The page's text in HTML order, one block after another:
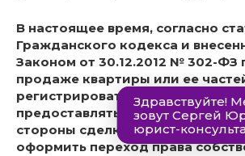
В настоящее время, согласно
Гражданского кодекса и
Законом от 30.12.2012 № 302-ФЗ
продаже квартиры или ее
регистрировать договор
предоставлять его в
стороны сделки обязаны для
оформить переход права